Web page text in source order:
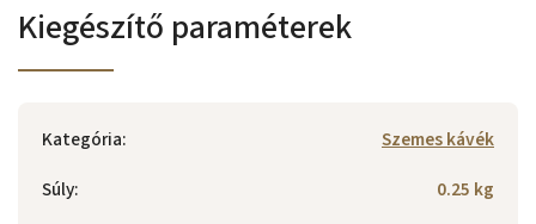
Kiegészítő paraméterek
Kategória:
Szemes kávék
Súly:
0.25 kg